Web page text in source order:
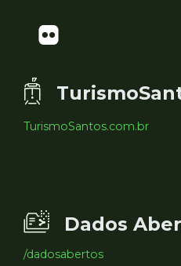
TurismoSantos.com.br
Dados
/dadosabertos